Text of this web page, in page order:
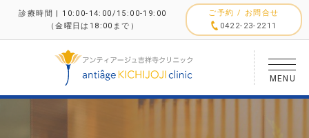
診療時間 | 10:00-14:00/15:00-19:00
（金曜日は18:00まで）
ご予約 / お問合せ
0422-23-2211
MENU